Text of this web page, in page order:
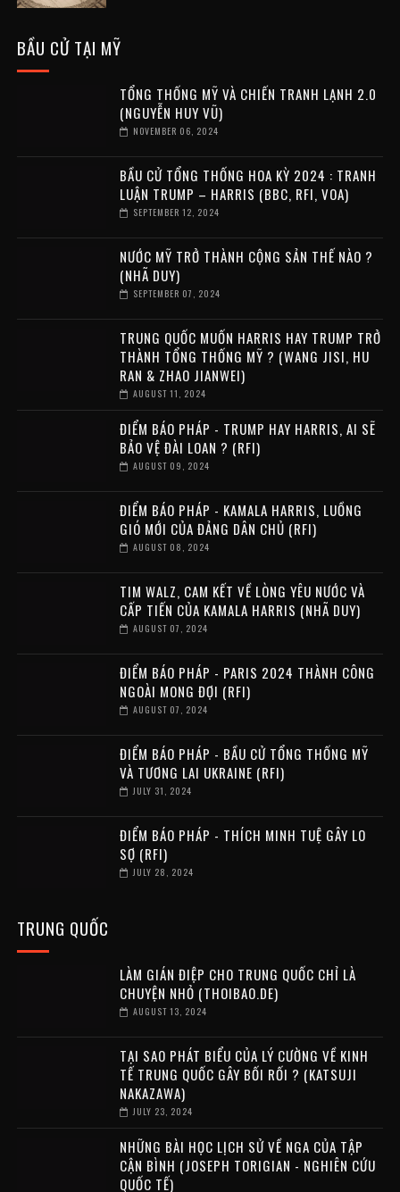
BẦU CỬ TẠI MỸ
TỔNG THỐNG MỸ VÀ CHIẾN TRANH LẠNH 2.0
(NGUYỄN HUY VŨ)
NOVEMBER 06, 2024
BẦU CỬ TỔNG THỐNG HOA KỲ 2024 : TRANH
LUẬN TRUMP – HARRIS (BBC, RFI, VOA)
SEPTEMBER 12, 2024
NƯỚC MỸ TRỞ THÀNH CỘNG SẢN THẾ NÀO ?
(NHÃ DUY)
SEPTEMBER 07, 2024
TRUNG QUỐC MUỐN HARRIS HAY TRUMP TRỞ
THÀNH TỔNG THỐNG MỸ ? (WANG JISI, HU
RAN & ZHAO JIANWEI)
AUGUST 11, 2024
ĐIỂM BÁO PHÁP - TRUMP HAY HARRIS, AI SẼ
BẢO VỆ ĐÀI LOAN ? (RFI)
AUGUST 09, 2024
ĐIỂM BÁO PHÁP - KAMALA HARRIS, LUỒNG
GIÓ MỚI CỦA ĐẢNG DÂN CHỦ (RFI)
AUGUST 08, 2024
TIM WALZ, CAM KẾT VỀ LÒNG YÊU NƯỚC VÀ
CẤP TIẾN CỦA KAMALA HARRIS (NHÃ DUY)
AUGUST 07, 2024
ĐIỂM BÁO PHÁP - PARIS 2024 THÀNH CÔNG
NGOÀI MONG ĐỢI (RFI)
AUGUST 07, 2024
ĐIỂM BÁO PHÁP - BẦU CỬ TỔNG THỐNG MỸ
VÀ TƯƠNG LAI UKRAINE (RFI)
JULY 31, 2024
ĐIỂM BÁO PHÁP - THÍCH MINH TUỆ GÂY LO
SỢ (RFI)
JULY 28, 2024
TRUNG QUỐC
LÀM GIÁN ĐIỆP CHO TRUNG QUỐC CHỈ LÀ
CHUYỆN NHỎ (THOIBAO.DE)
AUGUST 13, 2024
TẠI SAO PHÁT BIỂU CỦA LÝ CƯỜNG VỀ KINH
TẾ TRUNG QUỐC GÂY BỐI RỐI ? (KATSUJI
NAKAZAWA)
JULY 23, 2024
NHỮNG BÀI HỌC LỊCH SỬ VỀ NGA CỦA TẬP
CẬN BÌNH (JOSEPH TORIGIAN - NGHIÊN CỨU
QUỐC TẾ)